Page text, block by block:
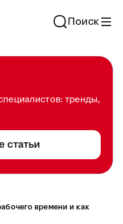
Поиск
тренды,
статьи
времени и как